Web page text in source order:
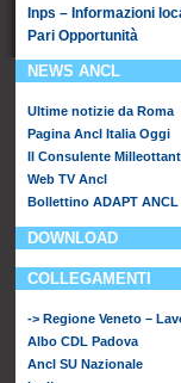
Inps – Informazioni
Pari Opportunità
NEWS ANCL
Ultime notizie da Roma
Pagina Ancl Italia Oggi
Il Consulente
Web TV Ancl
Bollettino ADAPT ANCL
DOWNLOAD
COLLEGAMENTI
-> Regione Veneto –
Albo CDL Padova
Ancl SU Nazionale